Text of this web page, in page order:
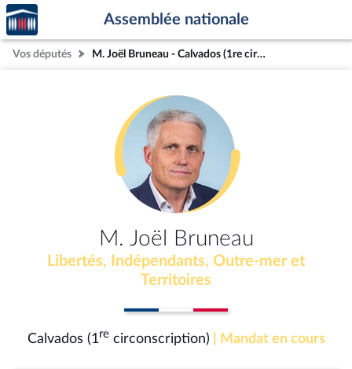
Aller au contenu
Aller en bas de la page
Accèder
à la
page
d'accueil
Assemblée nationale
Vos députés M. Joël Bruneau - Calvados (1re circonscription)
M. Joël Bruneau
Libertés, Indépendants, Outre-mer et
Territoires
Calvados (1recirconscription) | Mandat en cours